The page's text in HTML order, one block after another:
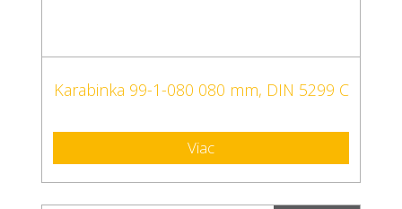
Karabinka 99-1-080 080 mm, DIN 5299 C
Viac